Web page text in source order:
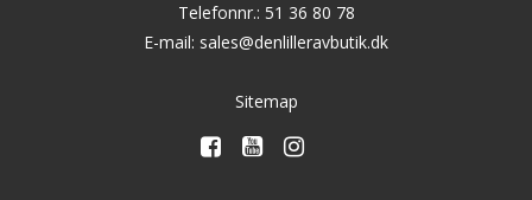
Telefonnr.: 51 36 80 78
E-mail: sales@denlilleravbutik.dk
Sitemap